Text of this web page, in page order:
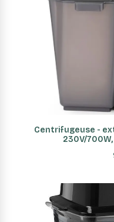
Centrifugeuse -
230V/